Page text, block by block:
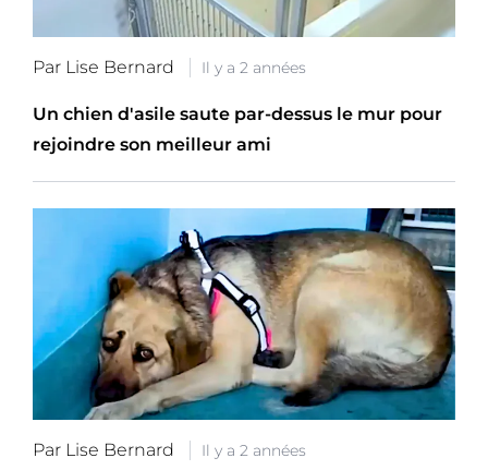
Par Lise Bernard Il y a 2 années
Un chien d'asile saute par-dessus le mur pour
rejoindre son meilleur ami
Par Lise Bernard Il y a 2 années